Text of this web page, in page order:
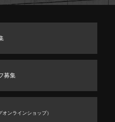
募集
オンラインショップ）